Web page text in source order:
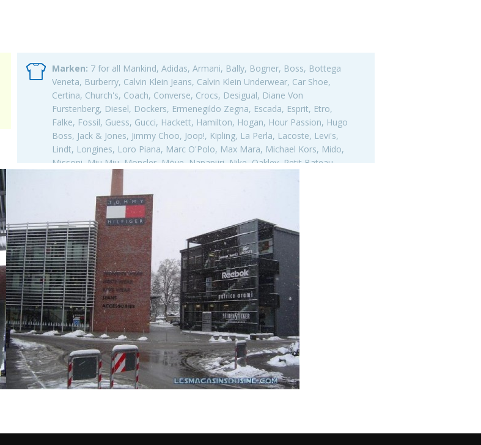
Marken: 7 for all Mankind, Adidas, Armani, Bally, Bogner, Boss, Bottega
Veneta, Burberry, Calvin Klein Jeans, Calvin Klein Underwear, Car Shoe,
Certina, Church's, Coach, Converse, Crocs, Desigual, Diane Von
Furstenberg, Diesel, Dockers, Ermenegildo Zegna, Escada, Esprit, Etro,
Falke, Fossil, Guess, Gucci, Hackett, Hamilton, Hogan, Hour Passion, Hugo
Boss, Jack & Jones, Jimmy Choo, Joop!, Kipling, La Perla, Lacoste, Levi's,
Lindt, Longines, Loro Piana, Marc O'Polo, Max Mara, Michael Kors, Mido,
Missoni, Miu Miu, Moncler, Möve, Napapijri, Nike, Oakley, Petit Bateau,
Polo Ralph Lauren, Porsche Design, Prada, Puma, Rado, Reebok, s.Oliver,
Samsonite, Schiesser, Seidensticker, Sigikid, Strellson, Sunglass Hut,
Superdry, Swarovski, Swatch, Tchibo Prozente, The North Face,
Timberland, Tissot, Tod's, Tom Tailor, Tommy Hilfiger, Tory Burch, Vero
Moda, Windsor, WMF, Zwilling,